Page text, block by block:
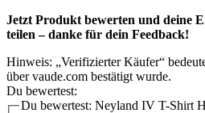
Jetzt Produkt bewerten und deine
teilen – danke für dein Feedback!
Hinweis: „Verifizierter Käufer“
über vaude.com bestätigt wurde.
Du bewertest:
Du bewertest: Neyland IV T-Shirt